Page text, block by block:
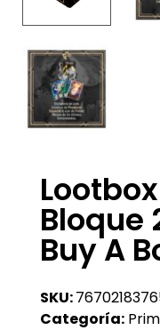
Bloque
Buy A
SKU:
Categoría: